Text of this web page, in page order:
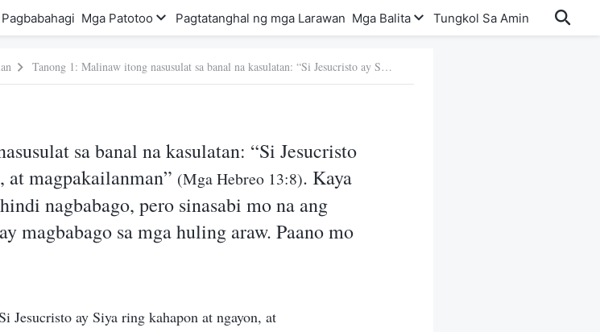
Mga Patotoo Pagtatanghal ng mga Larawan Mga Balita Tungkol Sa Amin
Tanong 1: Malinaw itong nasusulat sa banal na kasulatan: “Si Jesucristo ay Siya ring kahapon at ngayon, at magpakailanman” (Mga Hebreo 13:8). Kaya ang pangalan ng Panginoon ay hindi nagbabago, pero sinasabi mo na ang pangalan ng Panginoong Jesus ay magbabago sa mga huling araw. Paano mo ito ipaliliwanag?
sa banal na kasulatan: “Si Jesucristo
at magpakailanman” (Mga Hebreo 13:8). Kaya
nagbabago, pero sinasabi mo na ang
magbabago sa mga huling araw. Paano mo
Jesucristo ay Siya ring kahapon at ngayon, at